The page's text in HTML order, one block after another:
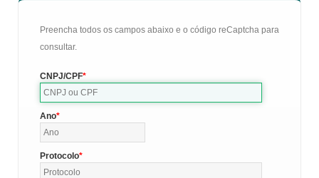
Preencha todos os campos abaixo e o código reCaptcha para
consultar.
CNPJ/CPF
Ano
Protocolo